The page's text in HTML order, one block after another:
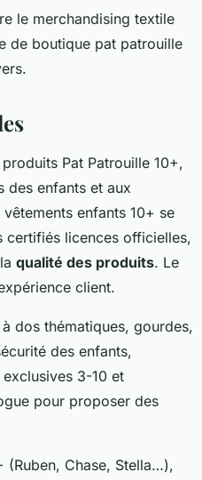
le merchandising textile
de boutique pat patrouille
Pat Patrouille 10+,
des enfants et aux
enfants 10+ se
certifiés licences officielles,
qualité des produits. Le
client.
dos thématiques, gourdes,
des enfants,
3-10 et
pour proposer des
(Ruben, Chase, Stella…),